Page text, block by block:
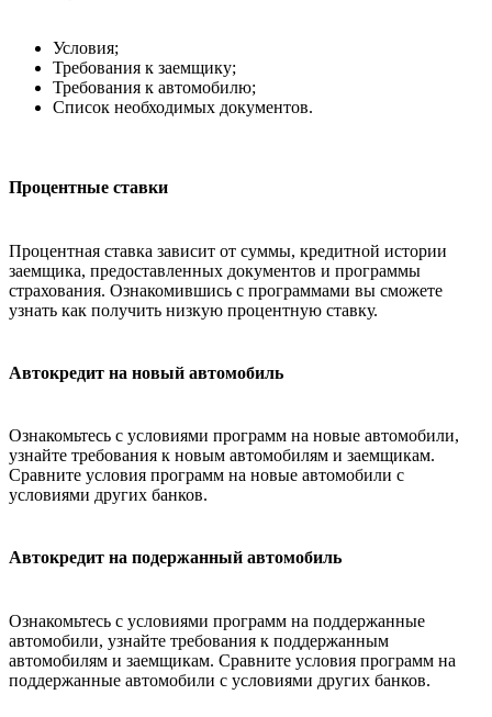
Условия;
Требования к заемщику;
Требования к автомобилю;
Список необходимых документов.
Процентные ставки
Процентная ставка зависит от суммы, кредитной истории
заемщика, предоставленных документов и программы
страхования. Ознакомившись с программами вы сможете
узнать как получить низкую процентную ставку.
Автокредит на новый автомобиль
Ознакомьтесь с условиями программ на новые автомобили,
узнайте требования к новым автомобилям и заемщикам.
Сравните условия программ на новые автомобили с
условиями других банков.
Автокредит на подержанный автомобиль
Ознакомьтесь с условиями программ на поддержанные
автомобили, узнайте требования к поддержанным
автомобилям и заемщикам. Сравните условия программ на
поддержанные автомобили с условиями других банков.